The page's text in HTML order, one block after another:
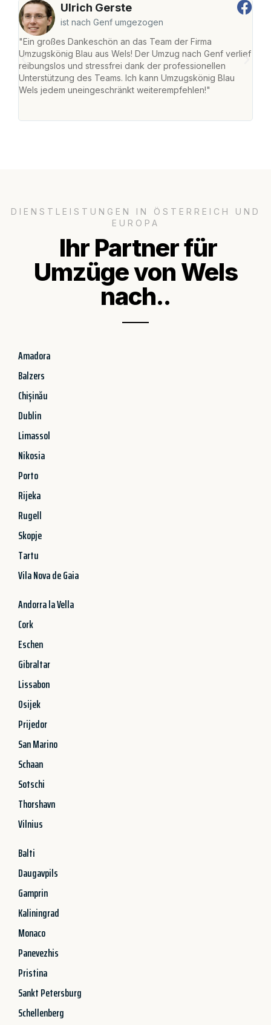
Ulrich Gerste
ist nach Genf umgezogen
"Ein großes Dankeschön an das Team der Firma
Umzugskönig Blau aus Wels! Der Umzug nach Genf verlief
reibungslos und stressfrei dank der professionellen
Unterstützung des Teams. Ich kann Umzugskönig Blau
Wels jedem uneingeschränkt weiterempfehlen!"
DIENSTLEISTUNGEN IN ÖSTERREICH UND
EUROPA
Ihr Partner für
Umzüge von Wels
nach..
Amadora
Balzers
Chișinău
Dublin
Limassol
Nikosia
Porto
Rijeka
Rugell
Skopje
Tartu
Vila Nova de Gaia
Andorra la Vella
Cork
Eschen
Gibraltar
Lissabon
Osijek
Prijedor
San Marino
Schaan
Sotschi
Thorshavn
Vilnius
Balti
Daugavpils
Gamprin
Kaliningrad
Monaco
Panevezhis
Pristina
Sankt Petersburg
Schellenberg